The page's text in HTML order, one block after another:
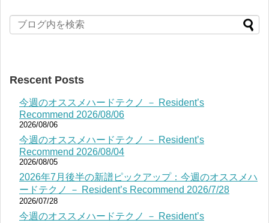
Rescent Posts
今週のオススメハードテクノ － Resident’s
Recommend 2026/08/06
2026/08/06
今週のオススメハードテクノ － Resident’s
Recommend 2026/08/04
2026/08/05
2026年7月後半の新譜ピックアップ：今週のオススメハ
ードテクノ － Resident’s Recommend 2026/7/28
2026/07/28
今週のオススメハードテクノ － Resident’s